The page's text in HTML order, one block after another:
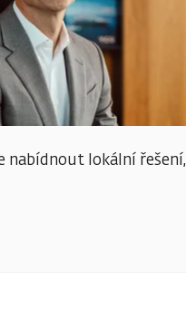
nabídnout lokální řešení,